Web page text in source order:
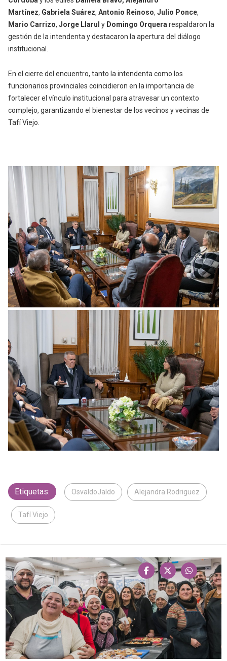
Martínez, Gabriela Suárez, Antonio Reinoso, Julio Ponce,
Mario Carrizo, Jorge Llarul y Domingo Orquerarespaldaron la
gestión de la intendenta y destacaron la apertura del diálogo
institucional.
En el cierre del encuentro, tanto la intendenta como los
funcionarios provinciales coincidieron en la importancia de
fortalecer el vínculo institucional para atravesar un contexto
complejo, garantizando el bienestar de los vecinos y vecinas de
Tafí Viejo.
Etiquetas: OsvaldoJaldo Alejandra Rodriguez
Tafí Viejo